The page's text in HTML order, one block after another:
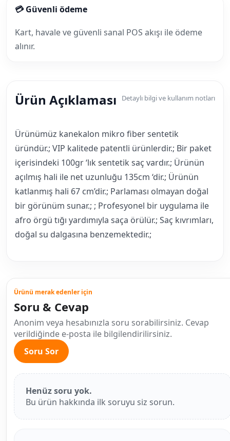
💳 Güvenli ödeme
Kart, havale ve güvenli sanal POS akışı ile ödeme
alınır.
Ürün Açıklaması Detaylı bilgi ve kullanım notları
Ürünümüz kanekalon mikro fiber sentetik
üründür.; VIP kalitede patentli ürünlerdir.; Bir paket
içerisindeki 100gr ‘lık sentetik saç vardır.; Ürünün
açılmış hali ile net uzunluğu 135cm ‘dir.; Ürünün
katlanmış hali 67 cm’dir.; Parlaması olmayan doğal
bir görünüm sunar.; ; Profesyonel bir uygulama ile
afro örgü tığı yardımıyla saça örülür.; Saç kıvrımları,
doğal su dalgasına benzemektedir.;
Ürünü merak edenler için
Soru & Cevap
Anonim veya hesabınızla soru sorabilirsiniz. Cevap
verildiğinde e-posta ile bilgilendirilirsiniz.
Soru Sor
Henüz soru yok.
Bu ürün hakkında ilk soruyu siz sorun.